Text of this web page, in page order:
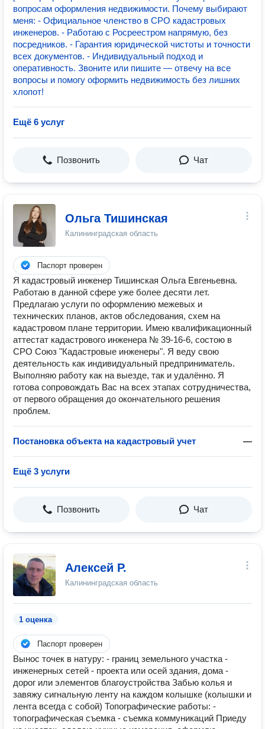
вопросам оформления недвижимости. Почему выбирают
меня: - Официальное членство в СРО кадастровых
инженеров. - Работаю с Росреестром напрямую, без
посредников. - Гарантия юридической чистоты и точности
всех документов. - Индивидуальный подход и
оперативность. Звоните или пишите — отвечу на все
вопросы и помогу оформить недвижимость без лишних
хлопот!
Ещё 6 услуг
Позвонить Чат
Ольга Тишинская
Калининградская область
Паспорт проверен
Я кадастровый инженер Тишинская Ольга Евгеньевна.
Работаю в данной сфере уже более десяти лет.
Предлагаю услуги по оформлению межевых и
технических планов, актов обследования, схем на
кадастровом плане территории. Имею квалификационный
аттестат кадастрового инженера № 39-16-6, состою в
СРО Союз "Кадастровые инженеры". Я веду свою
деятельность как индивидуальный предприниматель.
Выполняю работу как на выезде, так и удалённо. Я
готова сопровождать Вас на всех этапах сотрудничества,
от первого обращения до окончательного решения
проблем.
Постановка объекта на кадастровый учет —
Ещё 3 услуги
Позвонить Чат
Алексей Р.
Калининградская область
1 оценка
Паспорт проверен
Вынос точек в натуру: - границ земельного участка -
инженерных сетей - проекта или осей здания, дома -
дорог или элементов благоустройства Забью колья и
завяжу сигнальную ленту на каждом колышке (колышки и
лента всегда с собой) Топографические работы: -
топографическая съемка - съемка коммуникаций Приеду